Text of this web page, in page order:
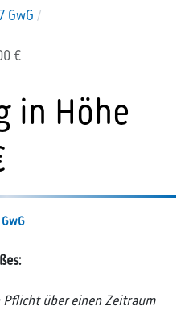
GwG
€
in Höhe
über einen Zeitraum